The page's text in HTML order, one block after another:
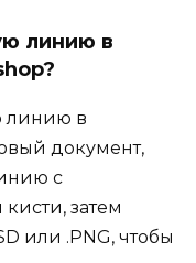
линию в
линию в
документ,
с
затем
или .PNG, чтобы